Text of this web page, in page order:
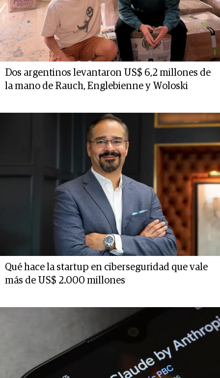
Dos argentinos levantaron US$ 6,2 millones de
la mano de Rauch, Englebienne y Woloski
Qué hace la startup en ciberseguridad que vale
más de US$ 2.000 millones